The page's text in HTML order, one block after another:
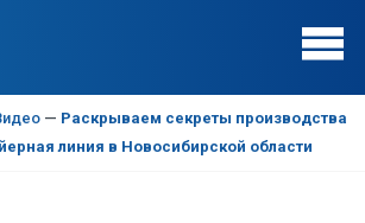
— Раскрываем секреты производства
линия в Новосибирской области